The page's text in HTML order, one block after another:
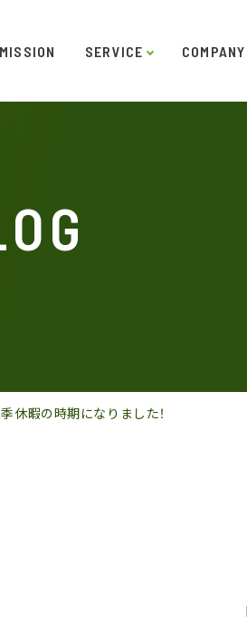
MISSION SERVICE
ョン
COMPANY
休暇の時期になりました！